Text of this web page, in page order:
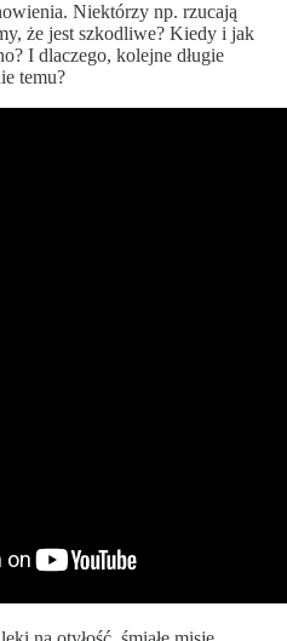
Niektórzy np. rzucają
że jest szkodliwe? Kiedy i jak
I dlaczego, kolejne długie
temu?